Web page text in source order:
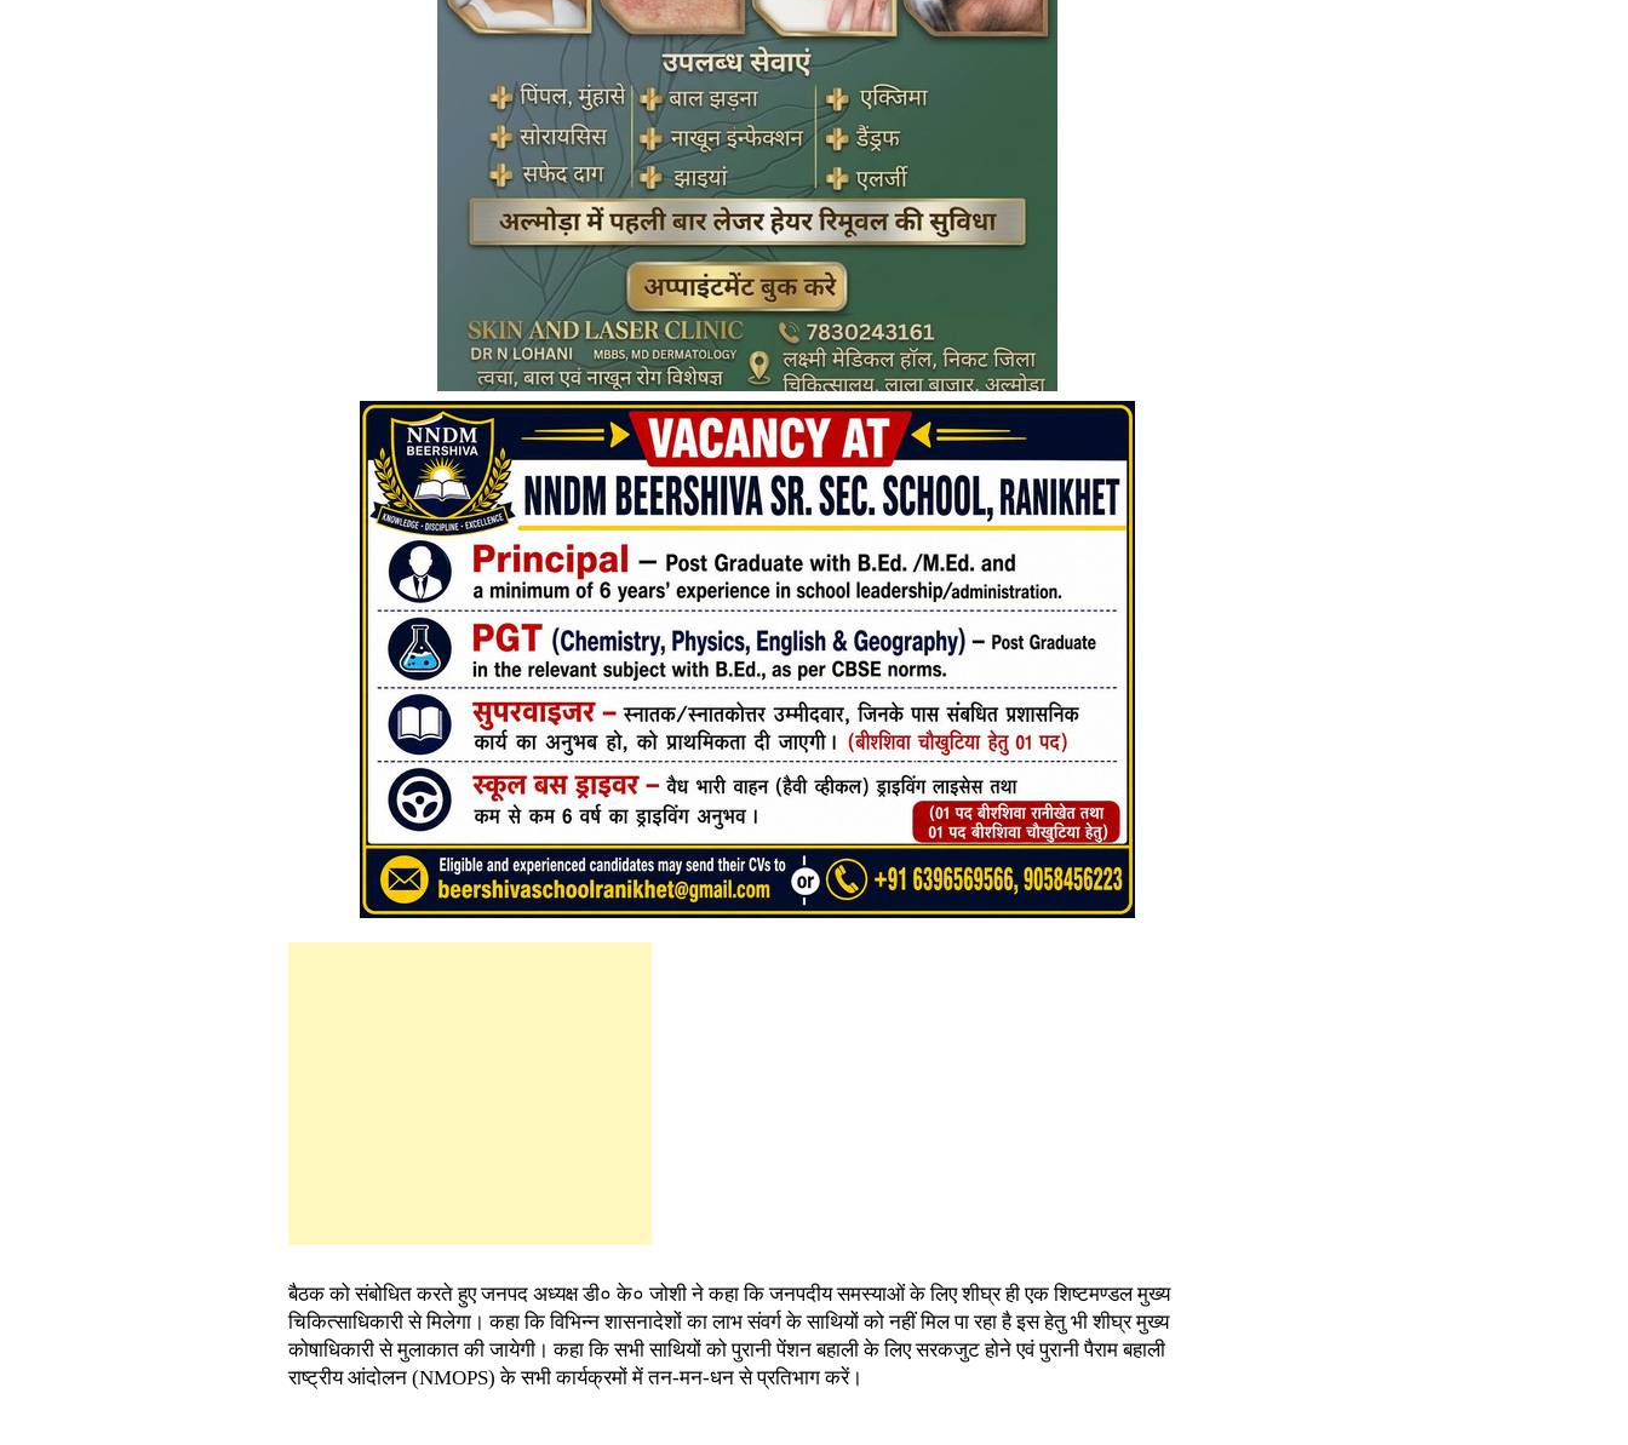
बैठक को संबोधित करते हुए जनपद अध्यक्ष डी० के० जोशी ने कहा कि जनपदीय समस्याओं के लिए शीघ्र ही एक शिष्टमण्डल मुख्य
चिकित्साधिकारी से मिलेगा। कहा कि विभिन्न शासनादेशों का लाभ संवर्ग के साथियों को नहीं मिल पा रहा है इस हेतु भी शीघ्र मुख्य
कोषाधिकारी से मुलाकात की जायेगी। कहा कि सभी साथियों को पुरानी पेंशन बहाली के लिए सरकजुट होने एवं पुरानी पैराम बहाली
राष्ट्रीय आंदोलन (NMOPS) के सभी कार्यक्रमों में तन-मन-धन से प्रतिभाग करें।